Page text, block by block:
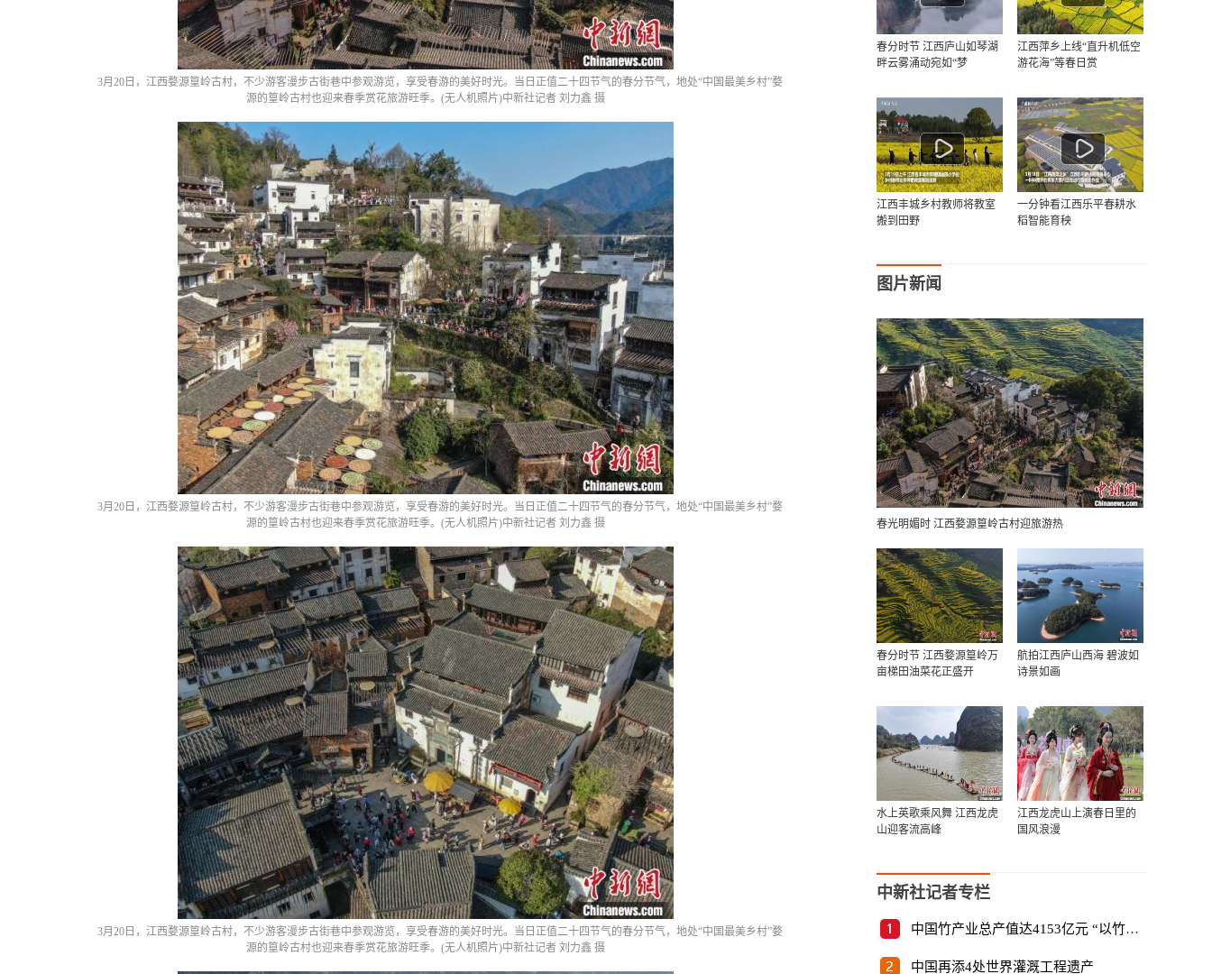
3月20日，江西婺源篁岭古村，不少游客漫步古街巷中参观游览，享受春游的美好时光。当日正值二十四节气的春分节气，地处“中国最美乡村”婺
源的篁岭古村也迎来春季赏花旅游旺季。(无人机照片)中新社记者 刘力鑫 摄
3月20日，江西婺源篁岭古村，不少游客漫步古街巷中参观游览，享受春游的美好时光。当日正值二十四节气的春分节气，地处“中国最美乡村”婺
源的篁岭古村也迎来春季赏花旅游旺季。(无人机照片)中新社记者 刘力鑫 摄
3月20日，江西婺源篁岭古村，不少游客漫步古街巷中参观游览，享受春游的美好时光。当日正值二十四节气的春分节气，地处“中国最美乡村”婺
源的篁岭古村也迎来春季赏花旅游旺季。(无人机照片)中新社记者 刘力鑫 摄
春分时节 江西庐山如琴湖
畔云雾涌动宛如“梦
江西萍乡上线“直升机低空
游花海”等春日赏
江西丰城乡村教师将教室
搬到田野
一分钟看江西乐平春耕水
稻智能育秧
图片新闻
春光明媚时 江西婺源篁岭古村迎旅游热
春分时节 江西婺源篁岭万
亩梯田油菜花正盛开
航拍江西庐山西海 碧波如
诗景如画
水上英歌乘风舞 江西龙虎
山迎客流高峰
江西龙虎山上演春日里的
国风浪漫
中新社记者专栏
中国竹产业总产值达4153亿元 “以竹代塑”倡
中国再添4处世界灌溉工程遗产